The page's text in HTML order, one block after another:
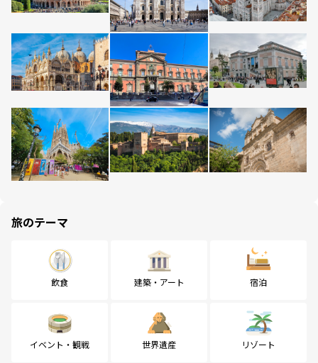
旅のテーマ
飲食 建築・アート 宿泊
イベント・観戦 世界遺産 リゾート